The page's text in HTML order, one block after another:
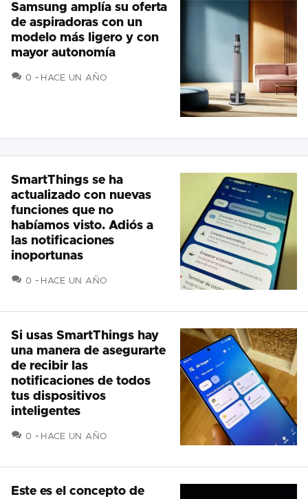
Samsung amplía su oferta
de aspiradoras con un
modelo más ligero y con
mayor autonomía
0 COMENTARIOS
HACE UN AÑO
SmartThings se ha
actualizado con nuevas
funciones que no
habíamos visto. Adiós a
las notificaciones
inoportunas
0 COMENTARIOS
HACE UN AÑO
Si usas SmartThings hay
una manera de asegurarte
de recibir las
notificaciones de todos
tus dispositivos
inteligentes
0 COMENTARIOS
HACE UN AÑO
Este es el concepto de